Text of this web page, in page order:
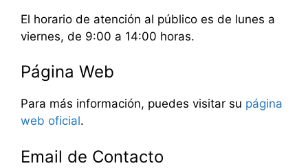
El horario de atención al público es de lunes a
viernes, de 9:00 a 14:00 horas.
Página Web
Para más información, puedes visitar su página
web oficial.
Email de Contacto